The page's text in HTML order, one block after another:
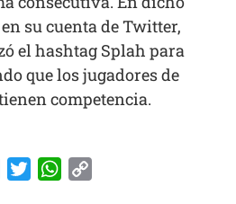
su cuenta de Twitter,
el hashtag Splah para
que los jugadores de
competencia.
FacebookTwitterWhatsApp